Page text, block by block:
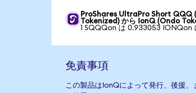
ProShares UltraPro Short QQQ
Tokenized) から IonQ (Ondo
1 SQQQon は 0.933053 IONQon
免責事項
この製品はIonQによって発行、後援